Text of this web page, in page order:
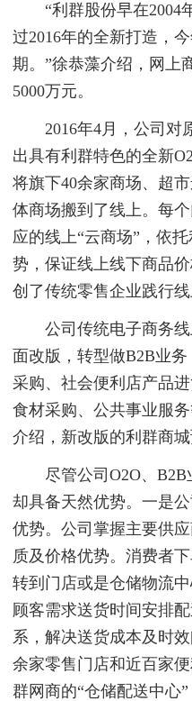
“利群股份早在2004
过2016年的全新打造，
期。”徐恭藻介绍，网上
5000万元。
2016年4月，公司对
出具有利群特色的全新
将旗下40余家商场、超
体商场搬到了线上。每
应的线上“云商场”，依
势，保证线上线下商品
创了传统零售企业践行
公司传统电子商务线
面改版，转型做B2B业
采购、社会便利店产品
食材采购、公共事业服
介绍，新改版的利群商
尽管公司O2O、B2B
却具备天然优势。一是
优势。公司掌握主要供
质及价格优势。消费者
转到门店或是仓储物流
顾客需求送货时间安排
系，解决送货成本及时
余家零售门店和近百家
群网商的“仓储配送中心